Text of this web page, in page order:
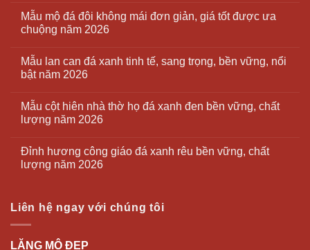
Mẫu mộ đá đôi không mái đơn giản, giá tốt được ưa
chuộng năm 2026
Mẫu lan can đá xanh tinh tế, sang trọng, bền vững, nổi
bật năm 2026
Mẫu cột hiên nhà thờ họ đá xanh đen bền vững, chất
lượng năm 2026
Đỉnh hương công giáo đá xanh rêu bền vững, chất
lượng năm 2026
Liên hệ ngay với chúng tôi
LĂNG MỘ ĐẸP